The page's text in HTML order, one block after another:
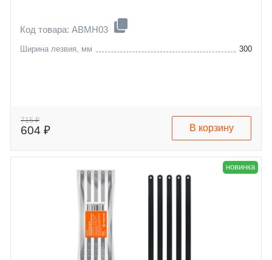
Код товара: ABMH03
Ширина лезвия, мм 300
715 ₽
604 ₽ В корзину
новинка